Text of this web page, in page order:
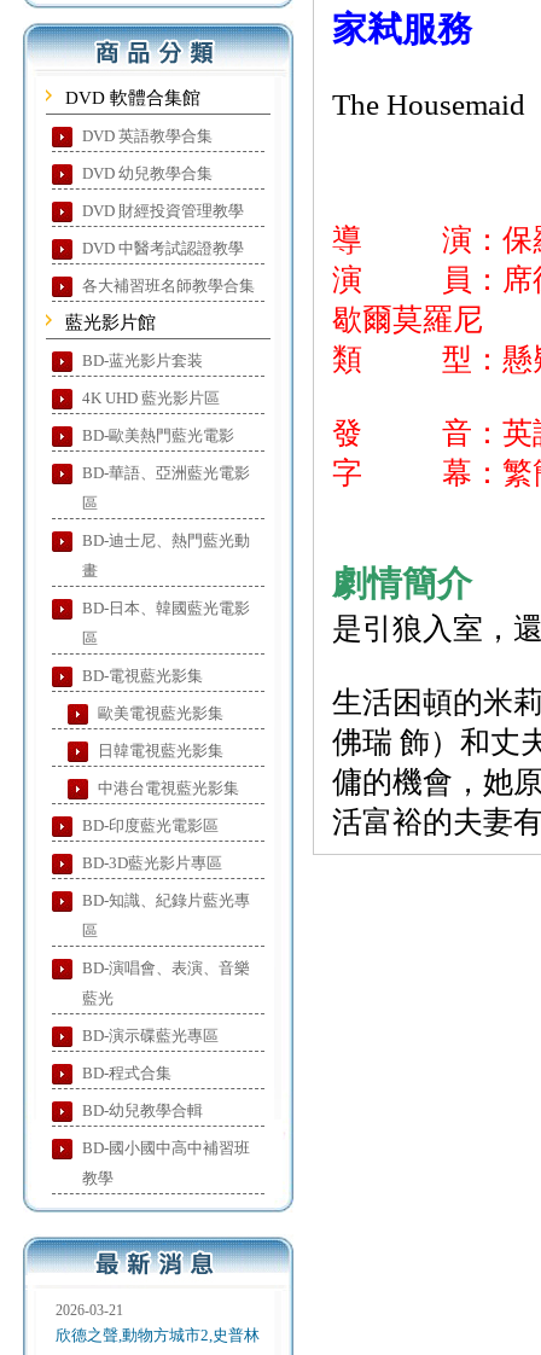
DVD 軟體合集館
DVD 英語教學合集
DVD 幼兒教學合集
DVD 財經投資管理教學
DVD 中醫考試認證教學
各大補習班名師教學合集
藍光影片館
BD-蓝光影片套装
4K UHD 藍光影片區
BD-歐美熱門藍光電影
BD-華語、亞洲藍光電影
區
BD-迪士尼、熱門藍光動
畫
BD-日本、韓國藍光電影
區
BD-電視藍光影集
歐美電視藍光影集
日韓電視藍光影集
中港台電視藍光影集
BD-印度藍光電影區
BD-3D藍光影片專區
BD-知識、紀錄片藍光專
區
BD-演唱會、表演、音樂
藍光
BD-演示碟藍光專區
BD-程式合集
BD-幼兒教學合輯
BD-國小國中高中補習班
教學
2026-03-21
欣德之聲,動物方城市2,史普林
家弒服務
The Housemaid
導 演：保
演 員：席德
歇爾莫羅尼
類 型：懸
發 音：英
字 幕：繁簡
劇情簡介
是引狼入室，
生活困頓的米
佛瑞 飾）和丈
傭的機會，她
活富裕的夫妻